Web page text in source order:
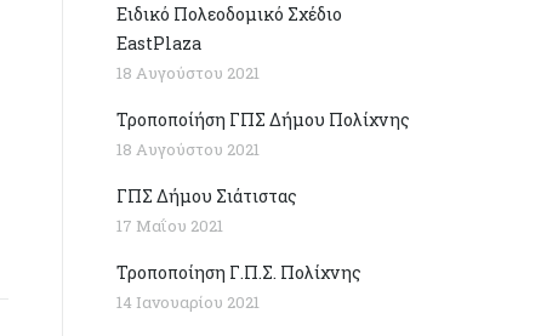
Ειδικό Πολεοδομικό Σχέδιο
EastPlaza
18 Αυγούστου 2021
Τροποποίήση ΓΠΣ Δήμου Πολίχνης
18 Αυγούστου 2021
ΓΠΣ Δήμου Σιάτιστας
17 Μαΐου 2021
Τροποποίηση Γ.Π.Σ. Πολίχνης
14 Ιανουαρίου 2021